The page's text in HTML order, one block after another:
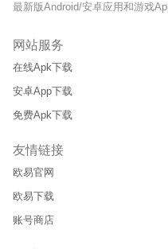
最新版Android/安卓应用和游戏
网站服务
在线Apk下载
安卓App下载
免费Apk下载
友情链接
欧易官网
欧易下载
账号商店